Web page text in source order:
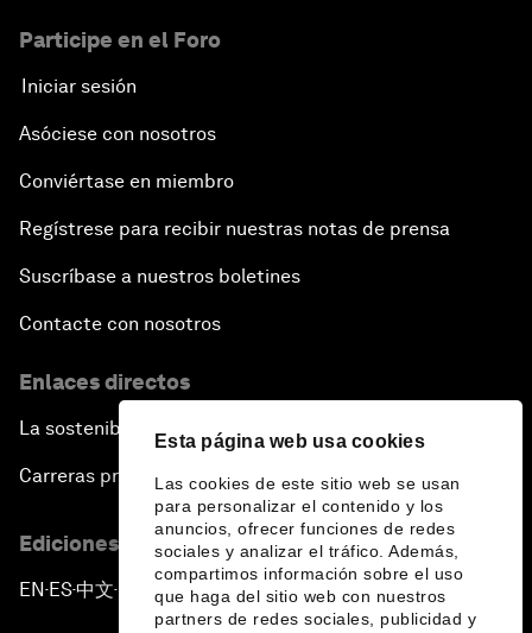
Esta página web usa cookies
Las cookies de este sitio web se usan
para personalizar el contenido y los
anuncios, ofrecer funciones de redes
sociales y analizar el tráfico. Además,
compartimos información sobre el uso
que haga del sitio web con nuestros
partners de redes sociales, publicidad y
Participe en el Foro
Iniciar sesión
Asóciese con nosotros
Conviértase en miembro
Regístrese para recibir nuestras notas de prensa
Suscríbase a nuestros boletines
Contacte con nosotros
Enlaces directos
La sostenibilidad en el Foro
Carreras profesionales
Ediciones en otros idiomas
EN ▪ES▪中文▪ 日本語